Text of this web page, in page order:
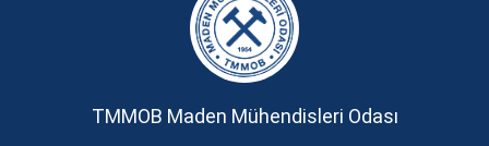
TMMOB Maden Mühendisleri Odası